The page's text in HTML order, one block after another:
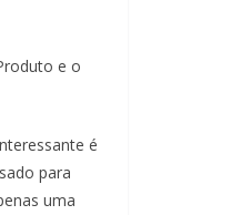
e o
é
para
uma